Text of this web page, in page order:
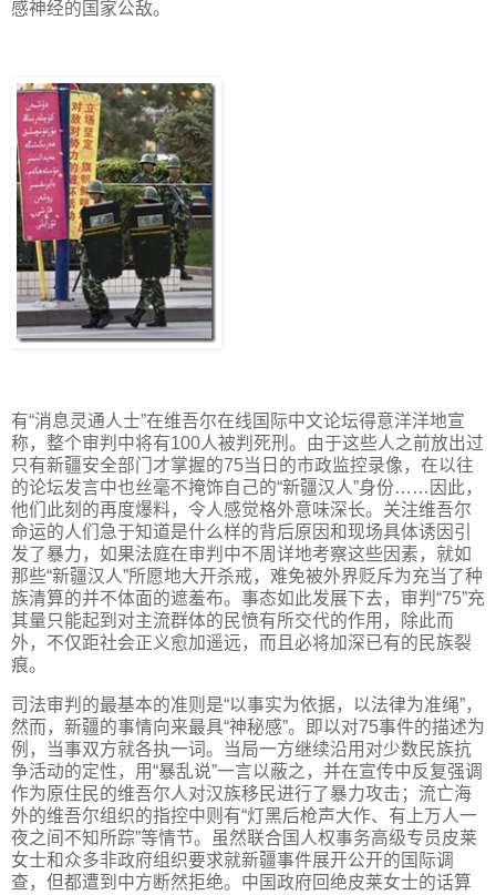
感神经的国家公敌。
有“消息灵通人士”在维吾尔在线国际中文论坛得意洋洋地宣
称，整个审判中将有100人被判死刑。由于这些人之前放出过
只有新疆安全部门才掌握的75当日的市政监控录像，在以往
的论坛发言中也丝毫不掩饰自己的“新疆汉人”身份……因此，
他们此刻的再度爆料，令人感觉格外意味深长。关注维吾尔
命运的人们急于知道是什么样的背后原因和现场具体诱因引
发了暴力，如果法庭在审判中不周详地考察这些因素，就如
那些“新疆汉人”所愿地大开杀戒，难免被外界贬斥为充当了种
族清算的并不体面的遮羞布。事态如此发展下去，审判“75”充
其量只能起到对主流群体的民愤有所交代的作用，除此而
外，不仅距社会正义愈加遥远，而且必将加深已有的民族裂
痕。
司法审判的最基本的准则是“以事实为依据，以法律为准绳”，
然而，新疆的事情向来最具“神秘感”。即以对75事件的描述为
例，当事双方就各执一词。当局一方继续沿用对少数民族抗
争活动的定性，用“暴乱说”一言以蔽之，并在宣传中反复强调
作为原住民的维吾尔人对汉族移民进行了暴力攻击；流亡海
外的维吾尔组织的指控中则有“灯黑后枪声大作、有上万人一
夜之间不知所踪”等情节。虽然联合国人权事务高级专员皮莱
女士和众多非政府组织要求就新疆事件展开公开的国际调
查，但都遭到中方断然拒绝。中国政府回绝皮莱女士的话算